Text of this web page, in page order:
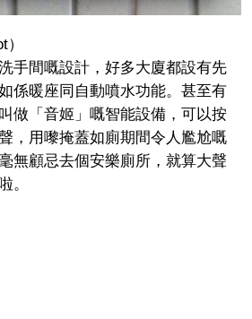
手間嘅設計，好多大廈都設有先
係暖座同自動噴水功能。甚至有
做「音姬」嘅智能設備，可以按
，用嚟掩蓋如廁期間令人尷尬嘅
無顧忌去個安樂廁所，就算大聲
。